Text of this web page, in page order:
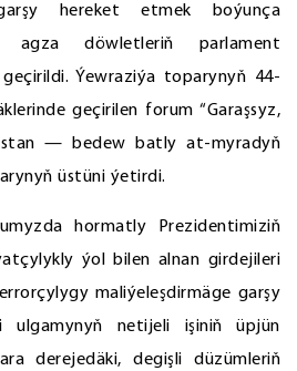
garşy hereket etmek boýunça
agza döwletleriň parlament
Ýewraziýa toparynyň 44-
geçirilen forum “Garaşsyz,
— bedew batly at-myradyň
üstüni ýetirdi.
hormatly Prezidentimiziň
ýol bilen alnan girdejileri
maliýeleşdirmäge garşy
ulgamynyň netijeli işiniň üpjün
derejedäki, degişli düzümleriň